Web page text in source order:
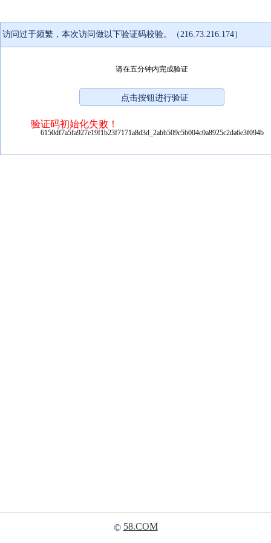
访问过于频繁，本次访问做以下验证码校验。（216.73.216.174）
请在五分钟内完成验证
验证码初始化失败！
6150df7a5fa927e19f1b23f7171a8d3d_2abb509c5b004c0a8925c2da6e3f094b
© 58.COM